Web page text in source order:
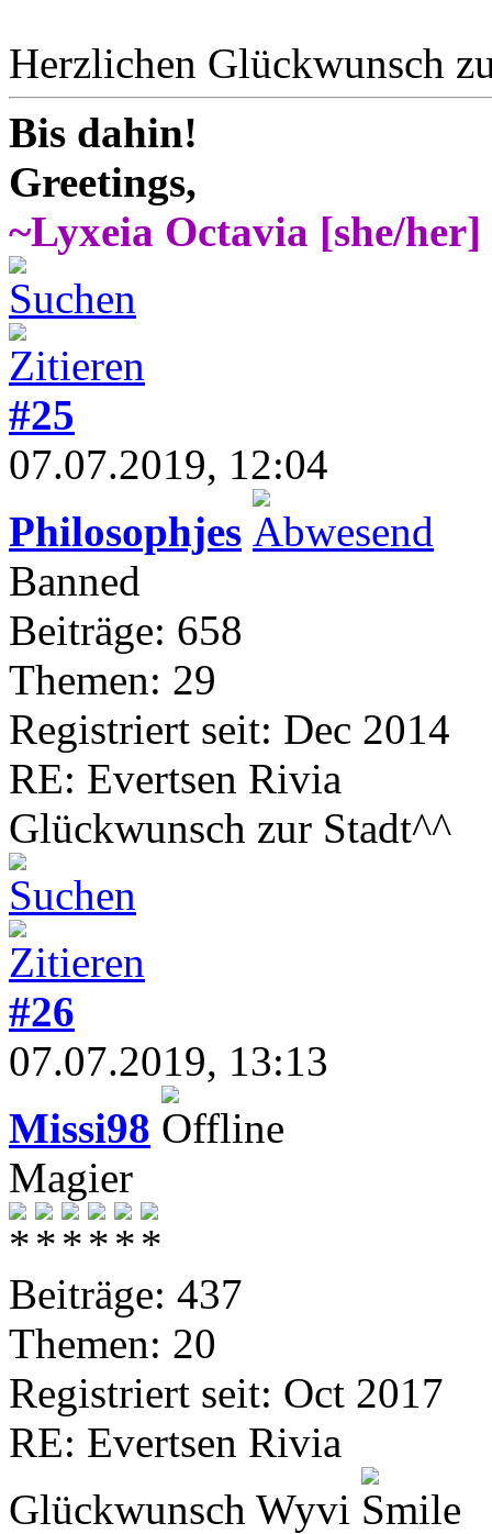
Herzlichen Glückwunsch
Bis dahin!
Greetings,
~Lyxeia Octavia [she/her]
#25
07.07.2019, 12:04
Philosophjes
Banned
Beiträge: 658
Themen: 29
Registriert seit: Dec 2014
RE: Evertsen Rivia
Glückwunsch zur Stadt^^
#26
07.07.2019, 13:13
Missi98
Magier
Beiträge: 437
Themen: 20
Registriert seit: Oct 2017
RE: Evertsen Rivia
Glückwunsch Wyvi